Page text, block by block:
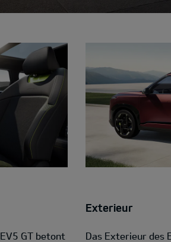
GT betont
Exterieur
Das Exterieur des